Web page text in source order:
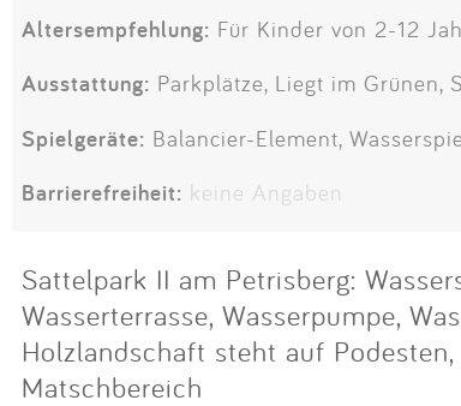
Altersempfehlung: Für Kinder von 2-12
Ausstattung: Parkplätze, Liegt im Grünen,
Spielgeräte: Balancier-Element,
Barrierefreiheit: keine Angaben
Sattelpark II am Petrisberg:
Wasserterrasse, Wasserpumpe,
Holzlandschaft steht auf
Matschbereich